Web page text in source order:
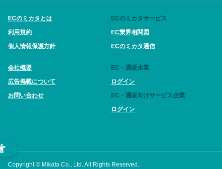
ECのミカタとは
利用規約
個人情報保護方針
会社概要
広告掲載について
お問い合わせ
ECのミカタサービス
EC業界相関図
ECのミカタ通信
EC・通販企業
ログイン
EC・通販向けサービス企業
ログイン
Copyright © Mikata Co., Ltd. All Rights Reserved.